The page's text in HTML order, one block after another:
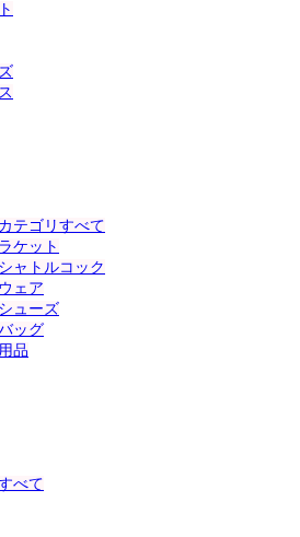
テゴリすべて
ケット
ャトルコック
ェア
ューズ
ッグ
品
べて